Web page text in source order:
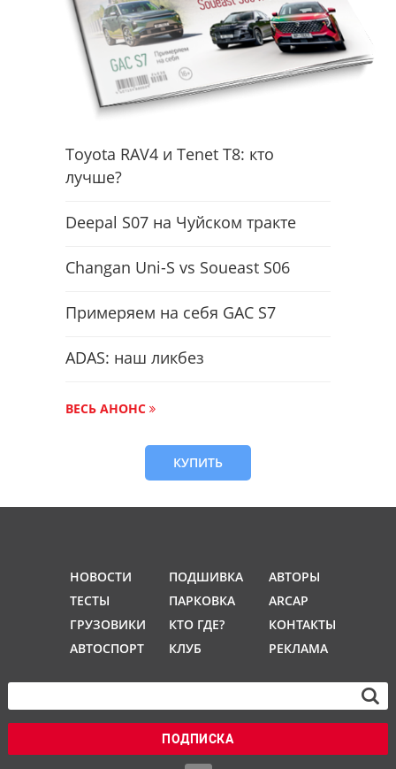
Toyota RAV4 и Tenet T8: кто
лучше?
Deepal S07 на Чуйском тракте
Changan Uni-S vs Soueast S06
Примеряем на себя GAC S7
ADAS: наш ликбез
ВЕСЬ АНОНС
КУПИТЬ
НОВОСТИ
ТЕСТЫ
ГРУЗОВИКИ
АВТОСПОРТ
ПОДШИВКА
ПАРКОВКА
КТО ГДЕ?
КЛУБ
АВТОРЫ
ARCAP
КОНТАКТЫ
РЕКЛАМА
ПОДПИСКА